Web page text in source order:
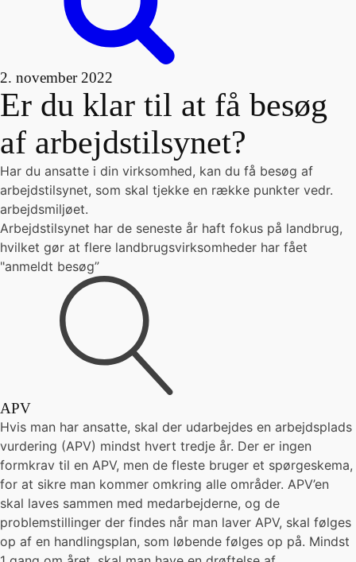
2. november 2022
Er du klar til at få besøg
af arbejdstilsynet?
Har du ansatte i din virksomhed, kan du få besøg af
arbejdstilsynet, som skal tjekke en række punkter vedr.
arbejdsmiljøet.
Arbejdstilsynet har de seneste år haft fokus på landbrug,
hvilket gør at flere landbrugsvirksomheder har fået
"anmeldt besøg”
APV
Hvis man har ansatte, skal der udarbejdes en arbejdsplads
vurdering (APV) mindst hvert tredje år. Der er ingen
formkrav til en APV, men de fleste bruger et spørgeskema,
for at sikre man kommer omkring alle områder. APV’en
skal laves sammen med medarbejderne, og de
problemstillinger der findes når man laver APV, skal følges
op af en handlingsplan, som løbende følges op på. Mindst